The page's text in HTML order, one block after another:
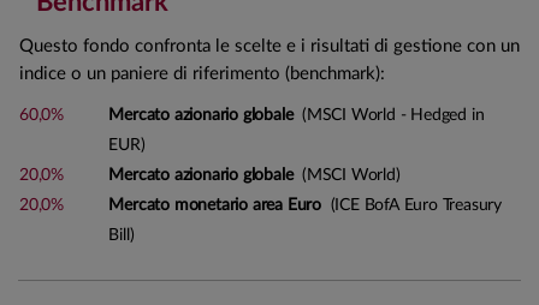
Questo fondo confronta le scelte e i risultati di gestione con un
indice o un paniere di riferimento (benchmark):
60,0% Mercato azionario globale(MSCI World - Hedged in
EUR)
20,0%
Mercato azionario globale(MSCI World)
20,0%
Mercato monetario area Euro (ICE BofA Euro Treasury
Bill)